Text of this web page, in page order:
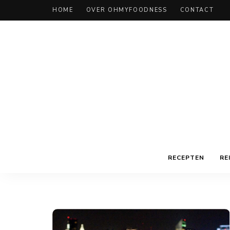
HOME OVER OHMYFOODNESS CONTACT
RECEPTEN